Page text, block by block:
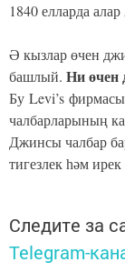
1840 елларда
Ә кызлар өчен
башлый. Ни өчен
Бу Levi’s
чалбарларының
Джинсы чалбар
тигезлек һәм
Следите за
Telegram-